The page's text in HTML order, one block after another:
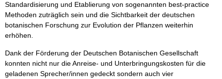
Standardisierung und Etablierung von sogenannten best-practice
Methoden zuträglich sein und die Sichtbarkeit der deutschen
botanischen Forschung zur Evolution der Pflanzen weiterhin
erhöhen.
Dank der Förderung der Deutschen Botanischen Gesellschaft
konnten nicht nur die Anreise- und Unterbringungskosten für die
geladenen Sprecher/innen gedeckt sondern auch vier